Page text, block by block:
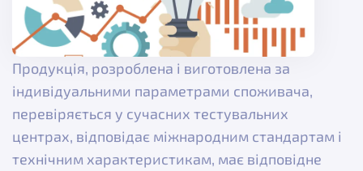
Продукція, розроблена і виготовлена за
індивідуальними параметрами споживача,
перевіряється у сучасних тестувальних
центрах, відповідає міжнародним стандартам і
технічним характеристикам, має відповідне